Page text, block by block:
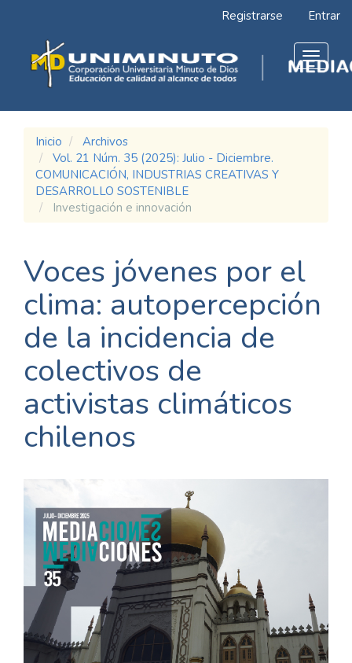
Contenido
principal
Barra
lateral
Registrarse Entrar
Toggle
Inicio
Archivos
Vol. 21 Núm. 35 (2025): Julio - Diciembre.
COMUNICACIÓN, INDUSTRIAS CREATIVAS Y
DESARROLLO SOSTENIBLE
Investigación e innovación
Voces jóvenes por el
clima: autopercepción
de la incidencia de
colectivos de
activistas climáticos
chilenos
Barra
lateral
del
artículo